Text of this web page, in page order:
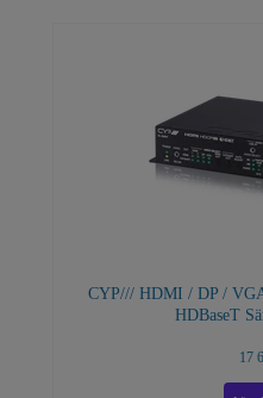
CYP/// HDMI / DP /
HDBaseT
17